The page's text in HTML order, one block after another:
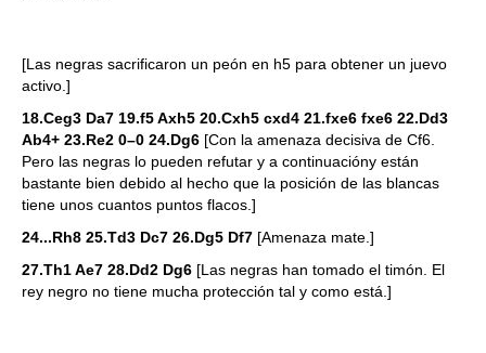
[Las negras sacrificaron un peón en h5 para obtener un juevo
activo.]
18.Ceg3 Da7 19.f5 Axh5 20.Cxh5 cxd4 21.fxe6 fxe6 22.Dd3
Ab4+ 23.Re2 0–0 24.Dg6 [Con la amenaza decisiva de Cf6.
Pero las negras lo pueden refutar y a continuacióny están
bastante bien debido al hecho que la posición de las blancas
tiene unos cuantos puntos flacos.]
24...Rh8 25.Td3 Dc7 26.Dg5 Df7 [Amenaza mate.]
27.Th1 Ae7 28.Dd2 Dg6 [Las negras han tomado el timón. El
rey negro no tiene mucha protección tal y como está.]